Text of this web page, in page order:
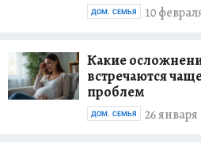
10
ДОМ. СЕМЬЯ
Какие
встречаются
проблем
26 января
ДОМ. СЕМЬЯ